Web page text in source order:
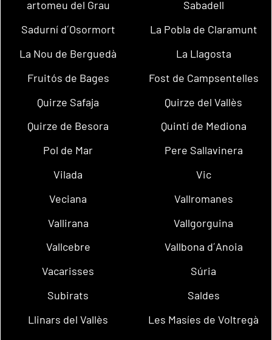
artomeu del Grau
Sabadell
Sadurní d´Osormort
La Pobla de Claramunt
La Nou de Berguedà
La Llagosta
Fruitós de Bages
Fost de Campsentelles
Quirze Safaja
Quirze del Vallès
Quirze de Besora
Quintí de Mediona
Pol de Mar
Pere Sallavinera
Vilada
Vic
Veciana
Vallromanes
Vallirana
Vallgorguina
Vallcebre
Vallbona d´Anoia
Vacarisses
Súria
Subirats
Saldes
Llinars del Vallès
Les Masíes de Voltregà